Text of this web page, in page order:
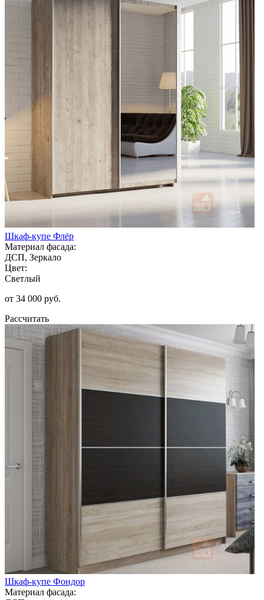
Шкаф-купе Флёр
Материал фасада:
ДСП, Зеркало
Цвет:
Светлый
от 34 000 руб.
Рассчитать
Шкаф-купе Фондор
Материал фасада: